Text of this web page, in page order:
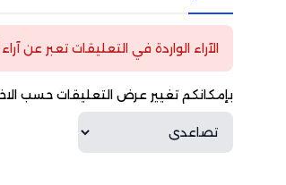
الآراء الواردة في التعليقات تعبر عن
بإمكانكم تغيير عرض التعليقات حسب